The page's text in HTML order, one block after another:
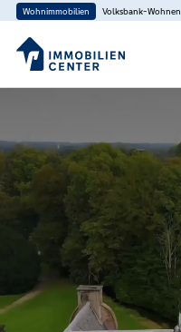
Wohnimmobilien Volksbank-Wohnen